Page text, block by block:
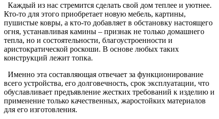
Каждый из нас стремится сделать свой дом теплее и уютнее.
Кто-то для этого приобретает новую мебель, картины,
пушистые ковры, а кто-то добавляет в обстановку настоящего
огня, устанавливая камины – признак не только домашнего
тепла, но и состоятельности, благоустроенности и
аристократической роскоши. В основе любых таких
конструкций лежит топка.
Именно эта составляющая отвечает за функционирование
всего устройства, его долговечность, срок эксплуатации, что
обуславливает предъявление жестких требований к изделию и
применение только качественных, жаростойких материалов
для его изготовления.